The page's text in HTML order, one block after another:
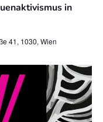
in
41, 1030, Wien